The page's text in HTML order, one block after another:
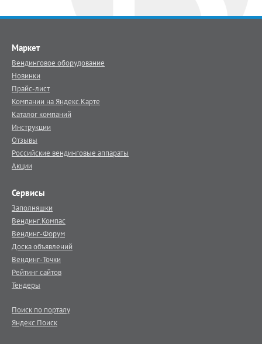
Маркет
Вендинговое оборудование
Новинки
Прайс-лист
Компании на Яндекс.Карте
Каталог компаний
Инструкции
Отзывы
Российские вендинговые аппараты
Акции
Сервисы
Заполняшки
Вендинг.Компас
Вендинг-Форум
Доска объявлений
Вендинг-Точки
Рейтинг сайтов
Тендеры
Поиск по порталу
Яндекс.Поиск